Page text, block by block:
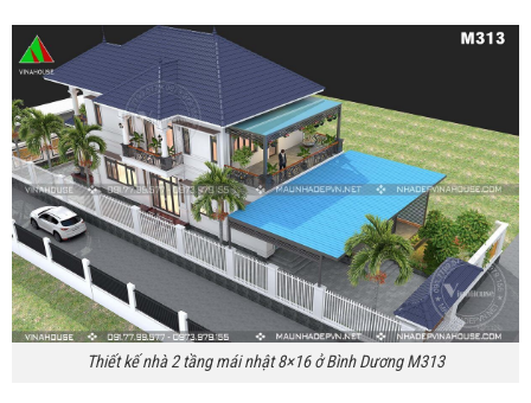
Thiết kế nhà 2 tầng mái nhật 8×16 ở Bình Dương M313